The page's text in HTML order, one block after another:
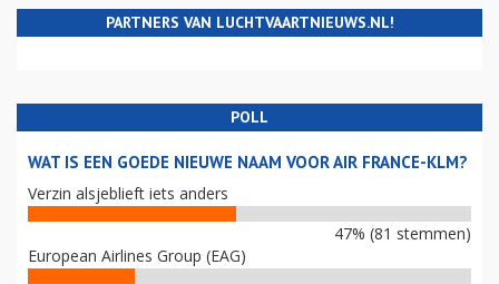
PARTNERS VAN LUCHTVAARTNIEUWS.NL!
POLL
WAT IS EEN GOEDE NIEUWE NAAM VOOR AIR FRANCE-KLM?
Verzin alsjeblieft iets anders
47% (81 stemmen)
European Airlines Group (EAG)